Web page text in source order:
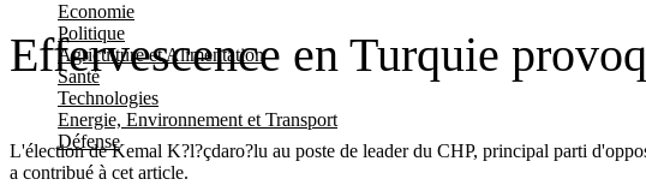
Economie
Politique
Agriculture et Alimentation
Santé
Technologies
Energie, Environnement et Transport
Défense
Effervescence en Turquie
L'élection de Kemal K?l?çdaro?lu au poste de leader du CHP, principal parti
a contribué à cet article.